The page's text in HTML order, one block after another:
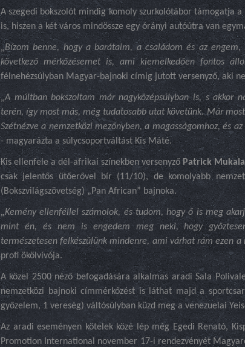
A szegedi bokszolót mindig komoly szurkolótábor támogatja
is, hiszen a két város mindössze egy órányi autóútra van
„Bízom benne, hogy a barátaim, a családom és az
következő mérkőzésemet is, ami kiemelkedően fontos
félnehézsúlyban Magyar-bajnoki címig jutott versenyző, aki
„A múltban bokszoltam már nagyközépsúlyban is, s akkor
terén, így most más, még tudatosabb utat követünk. Már
Szétnézve a nemzetközi mezőnyben, a magasságomhoz, és
- magyarázta a súlycsoportváltást Kis Máté.
Kis ellenfele a dél-afrikai színekben versenyzőPatrick
csak jelentős ütőerővel bír (11/10), de komolyabb
(Bokszvilágszövetség) „Pan African” bajnoka.
„Kemény ellenféllel számolok, és tudom, hogy ő is meg
mint én, és nem is engedem meg neki, hogy
természetesen felkészülünk mindenre, ami várhat rám ezen a
profi ökölvívója.
A közel 2500 néző befogadására alkalmas aradi Sala
nemzetközi bajnoki címmérkőzést is láthat majd a
győzelem, 1 vereség) váltósúlyban küzd meg a venezuelai
Az aradi eseményen kötelek közé lép még Egedi Renató,
Promotion International november 17-i rendezvényét